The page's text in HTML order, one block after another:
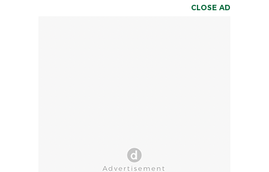
CLOSE AD